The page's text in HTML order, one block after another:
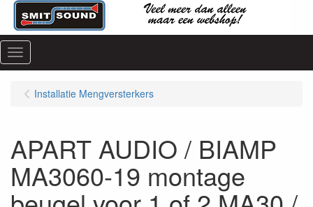
Menu
Installatie Mengversterkers
APART AUDIO / BIAMP
MA3060-19 montage